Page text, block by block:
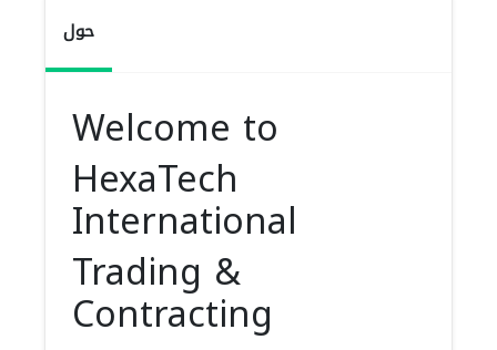
حول
Welcome to
HexaTech
International
Trading &
Contracting